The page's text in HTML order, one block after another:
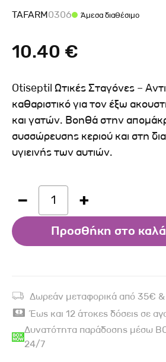
TAFARM0306 Άμεσα διαθέσιμο
10.40 €
Otiseptil Ωτικές Σταγόνες –
καθαριστικό για τον έξω
και γατών. Βοηθά στην
συσσώρευσης κεριού και στη
υγιεινής των αυτιών.
1
Προσθήκη στο
Δωρεάν μεταφορικά από 35€
Έως και 12 άτοκες δόσεις σε
Δυνατότητα παράδοσης μέσω
24/7